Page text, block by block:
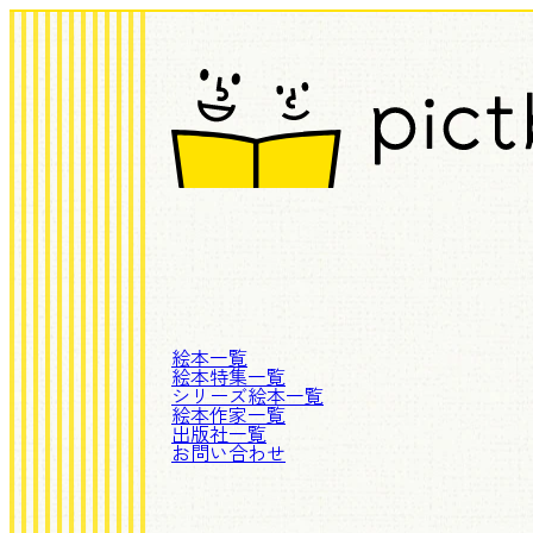
絵本一覧
絵本特集一覧
シリーズ絵本一覧
絵本作家一覧
出版社一覧
お問い合わせ